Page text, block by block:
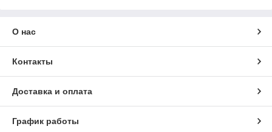
О нас
Контакты
Доставка и оплата
График работы